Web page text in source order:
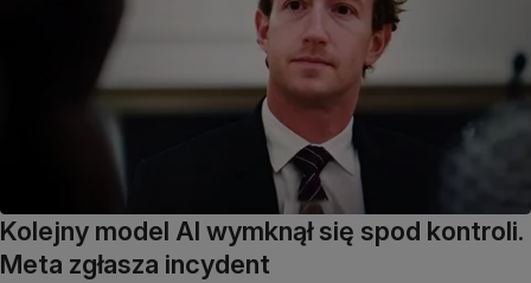
Kolejny model AI wymknął się spod kontroli.
Meta zgłasza incydent